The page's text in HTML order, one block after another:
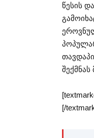
წესის
[/